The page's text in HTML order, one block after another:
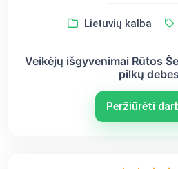
Lietuvių kalba
Veikėjų išgyvenimai Rūtos
pilkų
Peržiūrėti